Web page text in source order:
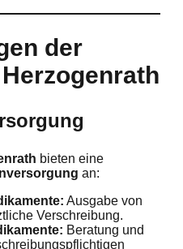
der
bieten eine
an:
Ausgabe von
Verschreibung.
Beratung und